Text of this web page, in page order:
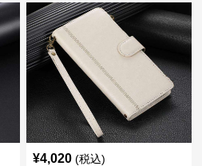
¥4,020 (税込)